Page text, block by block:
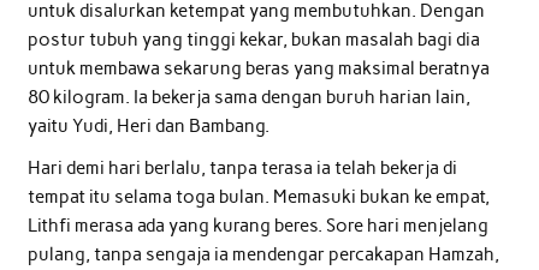
untuk disalurkan ketempat yang membutuhkan. Dengan
postur tubuh yang tinggi kekar, bukan masalah bagi dia
untuk membawa sekarung beras yang maksimal beratnya
80 kilogram. Ia bekerja sama dengan buruh harian lain,
yaitu Yudi, Heri dan Bambang.
Hari demi hari berlalu, tanpa terasa ia telah bekerja di
tempat itu selama toga bulan. Memasuki bukan ke empat,
Lithfi merasa ada yang kurang beres. Sore hari menjelang
pulang, tanpa sengaja ia mendengar percakapan Hamzah,